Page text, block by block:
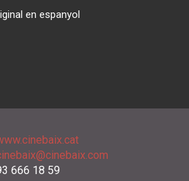
en espanyol
666 18 59